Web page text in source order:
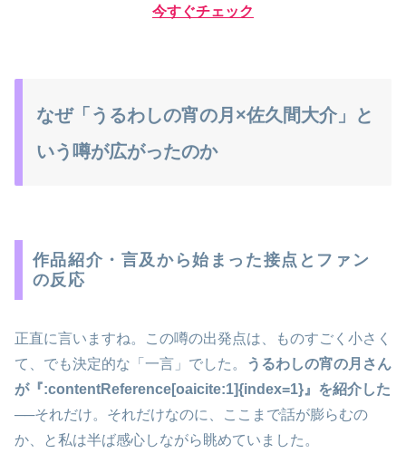
今すぐチェック
なぜ「うるわしの宵の月×佐久間大介」と
いう噂が広がったのか
作品紹介・言及から始まった接点とファン
の反応
正直に言いますね。この噂の出発点は、ものすごく小さく
て、でも決定的な「一言」でした。
うるわしの宵の月さん
が『:contentReference[oaicite:1]{index=1}』を紹介した
──それだけ。それだけなのに、ここまで話が膨らむの
か、と私は半ば感心しながら眺めていました。